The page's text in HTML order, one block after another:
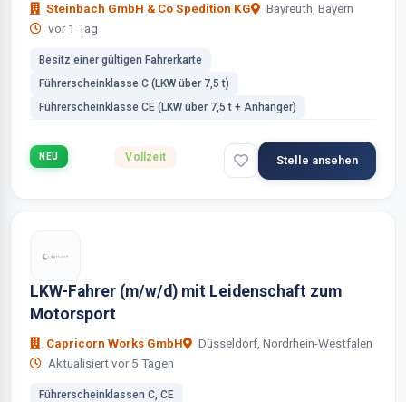
Steinbach GmbH & Co Spedition KG
Bayreuth, Bayern
vor 1 Tag
Besitz einer gültigen Fahrerkarte
Führerscheinklasse C (LKW über 7,5 t)
Führerscheinklasse CE (LKW über 7,5 t + Anhänger)
NEU Vollzeit Stelle ansehen
LKW-Fahrer (m/w/d) mit Leidenschaft zum
Motorsport
Capricorn Works GmbH
Düsseldorf, Nordrhein-Westfalen
Aktualisiert vor 5 Tagen
Führerscheinklassen C, CE